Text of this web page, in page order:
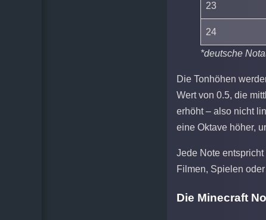
23
24
*deutsche
Die Tonhöhen
Wert von 0.5, die
erhöht – also nicht
eine Oktave höher,
Jede Note
Filmen, Spielen
Die Minecraft